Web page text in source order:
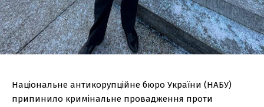
Національне антикорупційне бюро України (НАБУ)
припинило кримінальне провадження проти